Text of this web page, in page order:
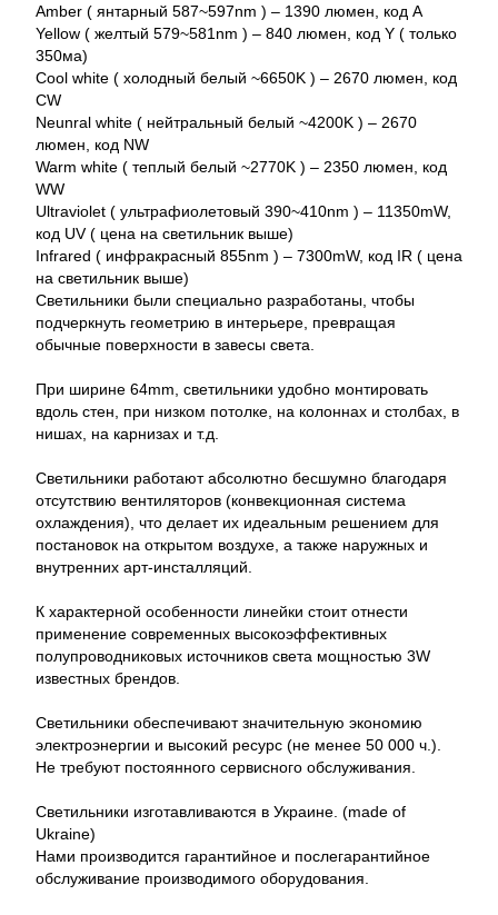
Amber ( янтарный 587~597nm ) – 1390 люмен, код A
Yellow ( желтый 579~581nm ) – 840 люмен, код Y ( только
350ма)
Cool white ( холодный белый ~6650K ) – 2670 люмен, код
CW
Neunral white ( нейтральный белый ~4200K ) – 2670
люмен, код NW
Warm white ( теплый белый ~2770K ) – 2350 люмен, код
WW
Ultraviolet ( ультрафиолетовый 390~410nm ) – 11350mW,
код UV ( цена на светильник выше)
Infrared ( инфракрасный 855nm ) – 7300mW, код IR ( цена
на светильник выше)
Светильники были специально разработаны, чтобы
подчеркнуть геометрию в интерьере, превращая
обычные поверхности в завесы света.
При ширине 64mm, светильники удобно монтировать
вдоль стен, при низком потолке, на колоннах и столбах, в
нишах, на карнизах и т.д.
Светильники работают абсолютно бесшумно благодаря
отсутствию вентиляторов (конвекционная система
охлаждения), что делает их идеальным решением для
постановок на открытом воздухе, а также наружных и
внутренних арт-инсталляций.
К характерной особенности линейки стоит отнести
применение современных высокоэффективных
полупроводниковых источников света мощностью 3W
известных брендов.
Светильники обеспечивают значительную экономию
электроэнергии и высокий ресурс (не менее 50 000 ч.).
Не требуют постоянного сервисного обслуживания.
Светильники изготавливаются в Украине. (made of
Ukraine)
Нами производится гарантийное и послегарантийное
обслуживание производимого оборудования.